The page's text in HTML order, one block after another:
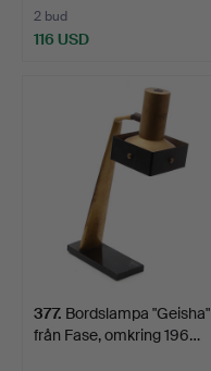
2 bud
116 USD
377. Bordslampa "Geisha"
från Fase, omkring 196…